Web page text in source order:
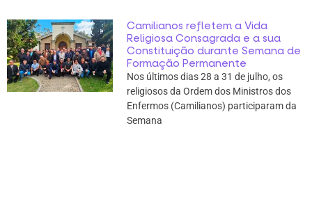
Camilianos refletem a Vida
Religiosa Consagrada e a sua
Constituição durante Semana de
Formação Permanente
Nos últimos dias 28 a 31 de julho, os
religiosos da Ordem dos Ministros dos
Enfermos (Camilianos) participaram da
Semana